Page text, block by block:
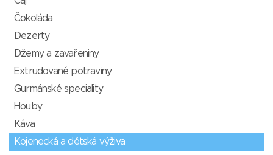
Čokoláda
Dezerty
Džemy a zavařeniny
Extrudované potraviny
Gurmánské speciality
Houby
Káva
Kojenecká a dětská výživa